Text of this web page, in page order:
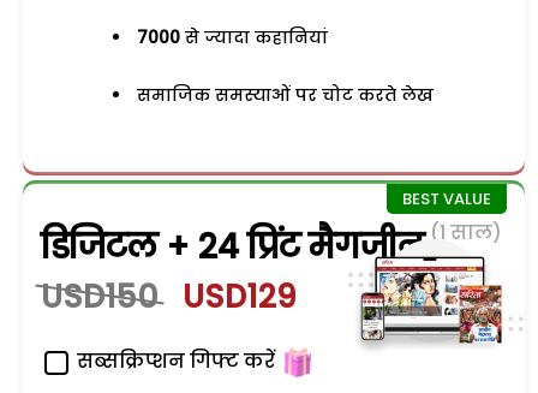
7000 से ज्यादा कहानियां
समाजिक समस्याओं पर चोट करते लेख
डिजिटल + 24 प्रिंट मैगजीन (1 साल)
USD150 USD129
सब्सक्रिप्शन गिफ्ट करें